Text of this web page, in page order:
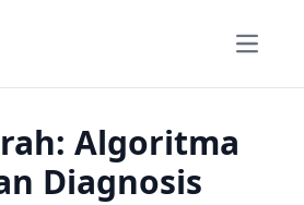
Open
Algoritma
Diagnosis